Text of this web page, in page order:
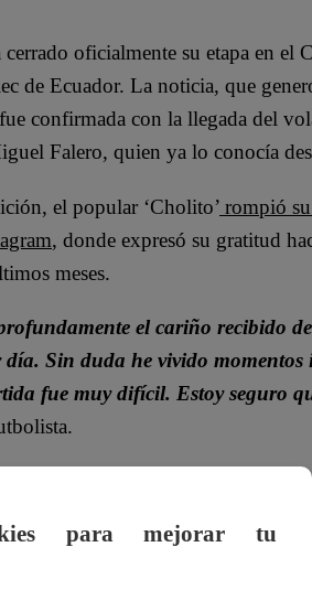
cerrado oficialmente su etapa en
de Ecuador. La noticia, que
confirmada con la llegada del
Falero, quien ya lo conocía
el popular ‘Cholito’ rompió
, donde expresó su gratitud
meses.
el cariño recibido
día. Sin duda he vivido
fue muy difícil. Estoy seguro
reconocimiento especial al club
para mejorar tu